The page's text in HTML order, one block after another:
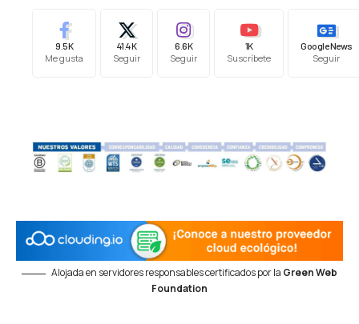
9.5K
Me gusta
41.4K
Seguir
6.6K
Seguir
1K
Suscríbete
Google News
Seguir
Alojada en servidores responsables certificados por la Green Web
Foundation